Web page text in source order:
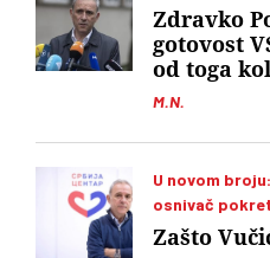
M.N.
Zdravko
gotovost
od toga
U novom
osnivač
Zašto